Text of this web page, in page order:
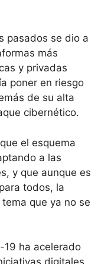
pasados se dio a
más
y privadas
poner en riesgo
de su alta
cibernético.
el esquema
a las
y que aunque es
todos, la
que ya no se
19 ha acelerado